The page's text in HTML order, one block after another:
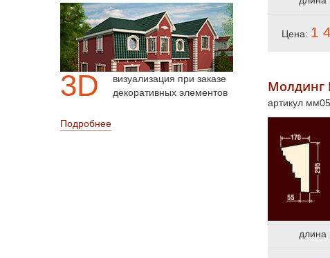
3D
визуализация при заказе
декоративных элементов
Подробнее
Цена: 1
артикул
длина